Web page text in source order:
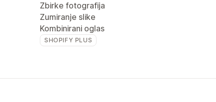
Zbirke fotografija
Zumiranje slike
Kombinirani oglas
SHOPIFY PLUS